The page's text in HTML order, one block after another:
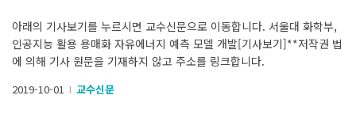
아래의 기사보기를 누르시면 교수신문으로 이동합니다. 서울대 화학부,
인공지능 활용 용매화 자유에너지 예측 모델 개발[기사보기]**저작권 법
에 의해 기사 원문을 기재하지 않고 주소를 링크합니다.
2019-10-01 l 교수신문